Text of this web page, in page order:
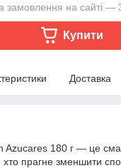
замовлення на сайті —
Купити
Доставка
Azucares 180 г — це
хто прагне зменшити